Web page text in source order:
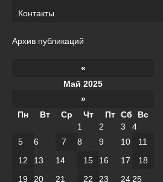
Контакты
Архив публикаций
«
Май 2025
»
Пн
Вт Ср Чт Пт Сб
Вс
1
2 3
4
5
6 7 8 9 10
11
12
13 14 15 16 17
18
19
20 21 22 23 24 25